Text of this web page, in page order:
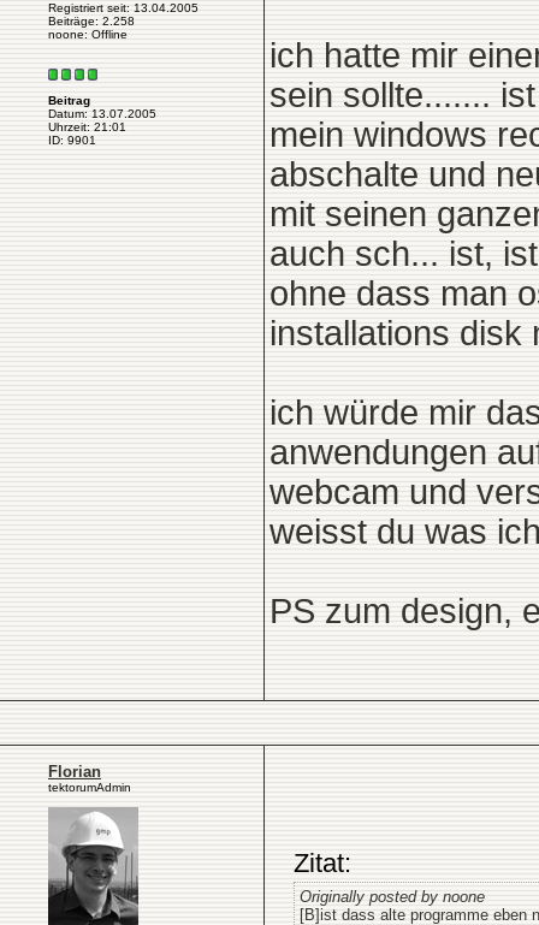
Registriert seit: 13.04.2005
Beiträge: 2.258
noone: Offline
Beitrag
Datum: 13.07.2005
Uhrzeit: 21:01
ID: 9901
ich hatte mir
sein sollte.......
mein windows
abschalte und
mit seinen
auch sch... ist,
ohne dass man
installations disk
ich würde mir
anwendungen
webcam und
weisst du was
PS zum design,
Florian
tektorumAdmin
Zitat:
Originally posted by noone
[B]ist dass alte programme eben